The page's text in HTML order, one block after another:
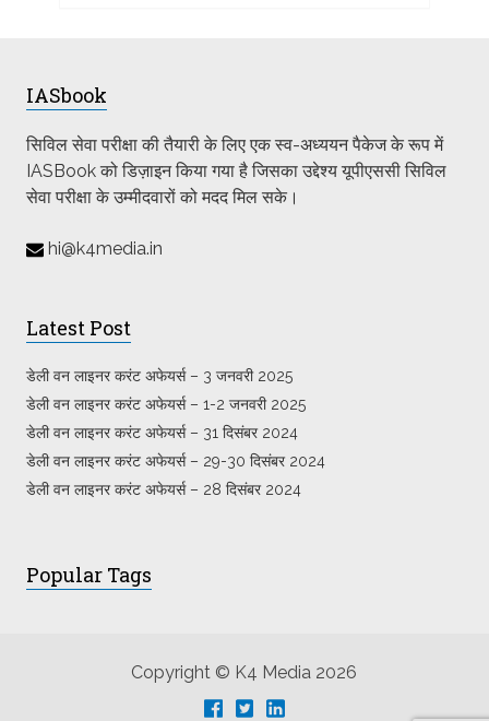
IASbook
सिविल सेवा परीक्षा की तैयारी के लिए एक स्व-अध्ययन पैकेज के रूप में
IASBook को डिज़ाइन किया गया है जिसका उद्देश्य यूपीएससी सिविल
सेवा परीक्षा के उम्मीदवारों को मदद मिल सके।
hi@k4media.in
Latest Post
डेली वन लाइनर करंट अफेयर्स – 3 जनवरी 2025
डेली वन लाइनर करंट अफेयर्स – 1-2 जनवरी 2025
डेली वन लाइनर करंट अफेयर्स – 31 दिसंबर 2024
डेली वन लाइनर करंट अफेयर्स – 29-30 दिसंबर 2024
डेली वन लाइनर करंट अफेयर्स – 28 दिसंबर 2024
Popular Tags
Copyright © K4 Media 2026